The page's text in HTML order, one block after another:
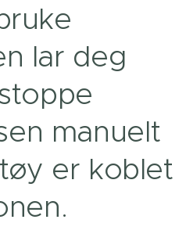
lar deg
manuelt
er koblet